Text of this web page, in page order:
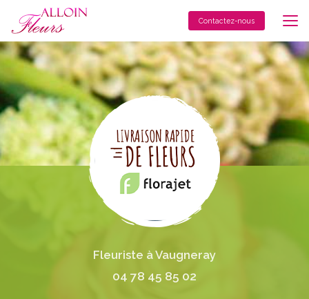
contenu
principal
Contactez-nous
Fleuriste à Vaugneray
04 78 45 85 02